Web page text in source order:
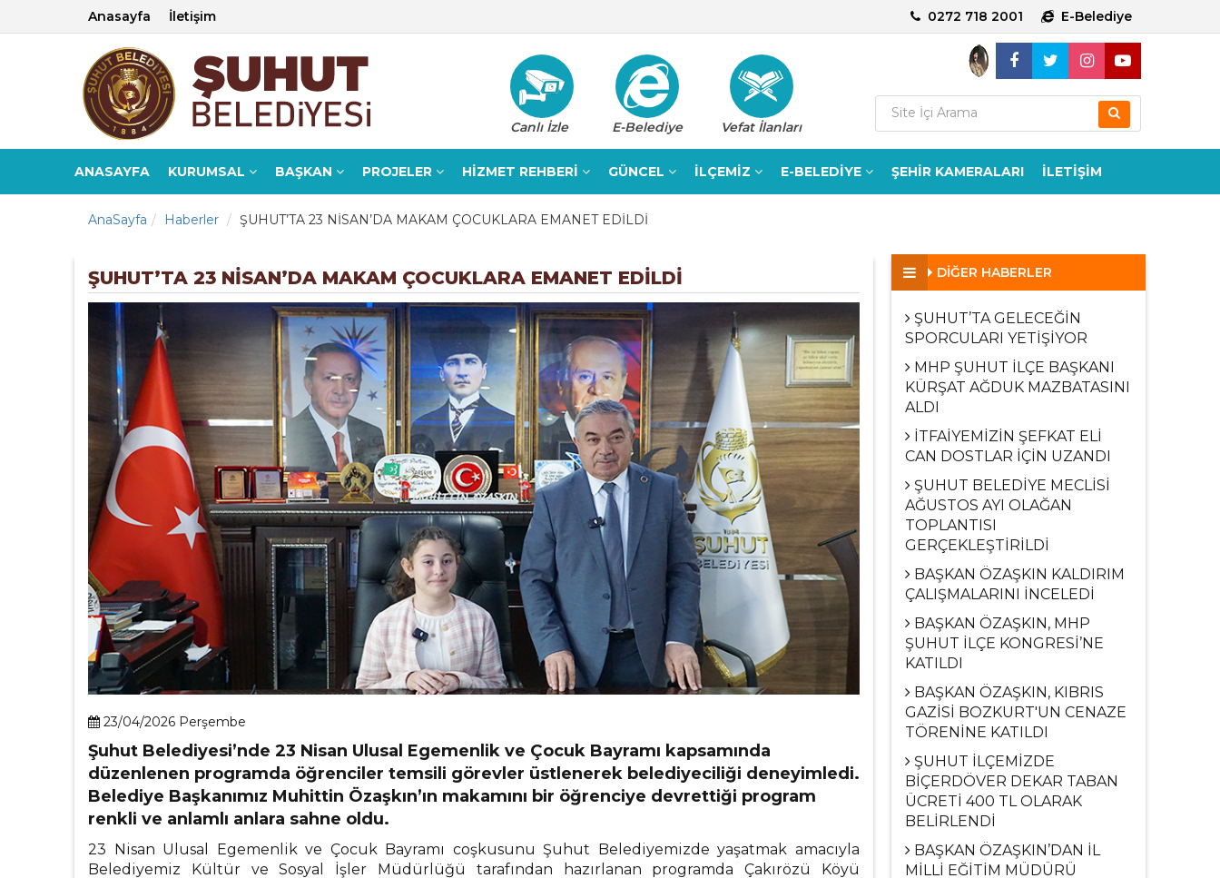
Anasayfa İletişim 0272 718 2001 E-Belediye
Canlı İzle E-Belediye Vefat İlanları
ANASAYFA KURUMSAL BAŞKAN PROJELER HİZMET REHBERİ GÜNCEL İLÇEMİZ E-BELEDİYE ŞEHİR KAMERALARI İLETİŞİM
AnaSayfa Haberler ŞUHUT’TA 23 NİSAN’DA MAKAM ÇOCUKLARA EMANET EDİLDİ
ŞUHUT’TA 23 NİSAN’DA MAKAM ÇOCUKLARA EMANET EDİLDİ
23/04/2026 Perşembe
Şuhut Belediyesi’nde 23 Nisan Ulusal Egemenlik ve Çocuk Bayramı kapsamında
düzenlenen programda öğrenciler temsili görevler üstlenerek belediyeciliği deneyimledi.
Belediye Başkanımız Muhittin Özaşkın’ın makamını bir öğrenciye devrettiği program
renkli ve anlamlı anlara sahne oldu.
23 Nisan Ulusal Egemenlik ve Çocuk Bayramı coşkusunu Şuhut Belediyemizde yaşatmak amacıyla
Belediyemiz Kültür ve Sosyal İşler Müdürlüğü tarafından hazırlanan programda Çakırözü Köyü
DİĞER HABERLER
ŞUHUT’TA GELECEĞİN
SPORCULARI YETİŞİYOR
MHP ŞUHUT İLÇE BAŞKANI
KÜRŞAT AĞDUK MAZBATASINI
ALDI
İTFAİYEMİZİN ŞEFKAT ELİ
CAN DOSTLAR İÇİN UZANDI
ŞUHUT BELEDİYE MECLİSİ
AĞUSTOS AYI OLAĞAN
TOPLANTISI
GERÇEKLEŞTİRİLDİ
BAŞKAN ÖZAŞKIN KALDIRIM
ÇALIŞMALARINI İNCELEDİ
BAŞKAN ÖZAŞKIN, MHP
ŞUHUT İLÇE KONGRESİ’NE
KATILDI
BAŞKAN ÖZAŞKIN, KIBRIS
GAZİSİ BOZKURT'UN CENAZE
TÖRENİNE KATILDI
ŞUHUT İLÇEMİZDE
BİÇERDÖVER DEKAR TABAN
ÜCRETİ 400 TL OLARAK
BELİRLENDİ
BAŞKAN ÖZAŞKIN’DAN İL
MİLLİ EĞİTİM MÜDÜRÜ